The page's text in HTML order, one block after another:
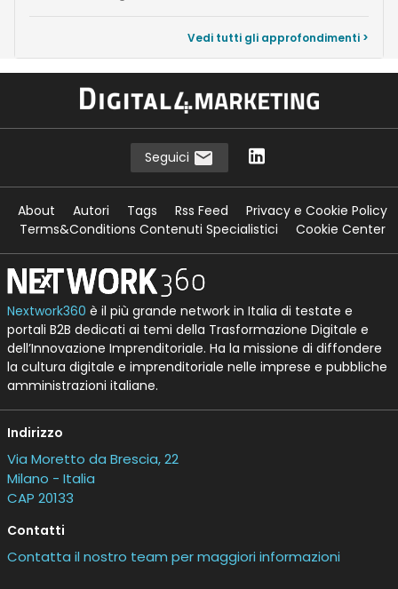
Vedi tutti gli approfondimenti >
Seguici
About Autori Tags Rss Feed
Privacy e Cookie Policy
Terms&Conditions Contenuti Specialistici
Cookie Center
Nextwork360 è il più grande network in Italia di testate e
portali B2B dedicati ai temi della Trasformazione Digitale e
dell’Innovazione Imprenditoriale. Ha la missione di diffondere
la cultura digitale e imprenditoriale nelle imprese e pubbliche
amministrazioni italiane.
Indirizzo
Via Moretto da Brescia, 22
Milano - Italia
CAP 20133
Contatti
Contatta il nostro team per maggiori informazioni